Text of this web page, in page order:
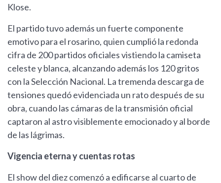
Klose.
El partido tuvo además un fuerte componente
emotivo para el rosarino, quien cumplió la redonda
cifra de 200 partidos oficiales vistiendo la camiseta
celeste y blanca, alcanzando además los 120 gritos
con la Selección Nacional. La tremenda descarga de
tensiones quedó evidenciada un rato después de su
obra, cuando las cámaras de la transmisión oficial
captaron al astro visiblemente emocionado y al borde
de las lágrimas.
Vigencia eterna y cuentas rotas
El show del diez comenzó a edificarse al cuarto de